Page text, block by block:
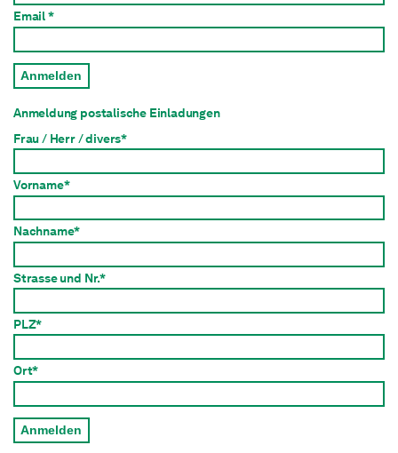
Email *
Anmelden
Anmeldung postalische Einladungen
Frau / Herr / divers*
Vorname*
Nachname*
Strasse und Nr.*
PLZ*
Ort*
Anmelden